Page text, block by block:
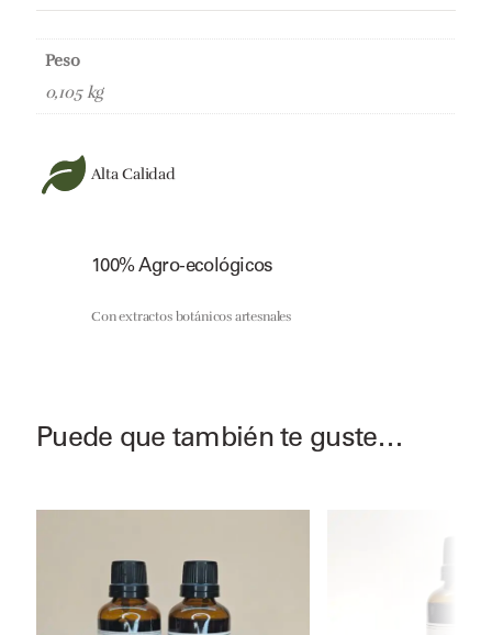
c
t
d
u
Peso
0,105 kg
Alta Calidad
100% Agro-ecológicos
Con extractos botánicos artesnales
Puede que también te guste…